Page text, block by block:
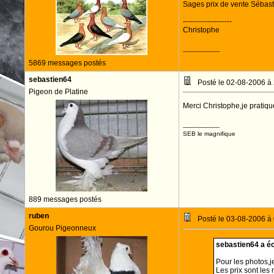
5869 messages postés
Sages prix de vente
--------------------
Christophe
--------------------
sebastien64
Pigeon de Platine
889 messages postés
Posté le 02-08-2006
Merci Christophe,je
--------------------
SEB le magnifique
ruben
Gourou Pigeonneux
Posté le 03-08-2006
sebastien64 a
Pour les
Les prix sont les